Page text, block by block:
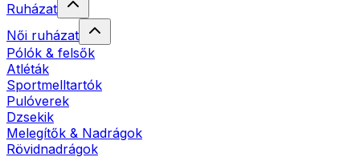
Ruházat
Női ruházat
Pólók & felsők
Atléták
Sportmelltartók
Pulóverek
Dzsekik
Melegítők & Nadrágok
Rövidnadrágok